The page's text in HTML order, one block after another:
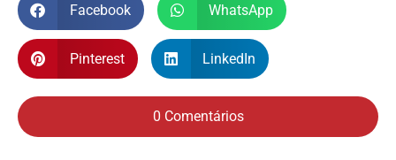
Facebook WhatsApp
Pinterest LinkedIn
0 Comentários